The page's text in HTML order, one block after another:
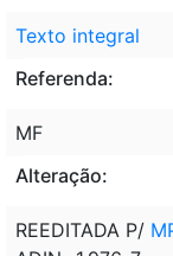
Texto integral
Referenda:
MF
Alteração:
REEDITADA P/